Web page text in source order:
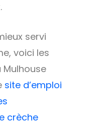
servi
voici les
Mulhouse
site d’emploi
crèche